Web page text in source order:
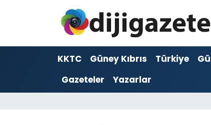
KKTC Güney Kıbrıs Türkiye
Gazeteler
Yazarlar
ADVERTORIAL
Dijigazete
Hava Durumu
Trafik Durumu